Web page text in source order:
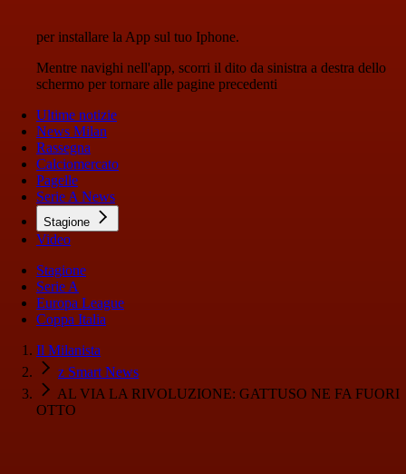
per installare la App sul tuo Iphone.
Mentre navighi nell'app, scorri il dito da sinistra a destra dello
schermo per tornare alle pagine precedenti
Ultime notizie
News Milan
Rassegna
Calciomercato
Pagelle
Serie A News
Stagione
Video
Stagione
Serie A
Europa League
Coppa Italia
Il Milanista
z Smart News
AL VIA LA RIVOLUZIONE: GATTUSO NE FA FUORI
OTTO